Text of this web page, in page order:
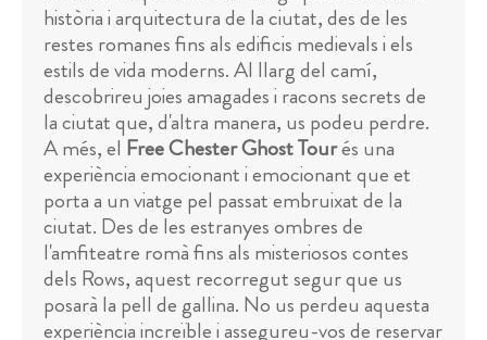
història i arquitectura de la ciutat, des de les
restes romanes fins als edificis medievals i els
estils de vida moderns. Al llarg del camí,
descobrireu joies amagades i racons secrets de
la ciutat que, d'altra manera, us podeu perdre.
A més, el Free Chester Ghost Tourés una
experiència emocionant i emocionant que et
porta a un viatge pel passat embruixat de la
ciutat. Des de les estranyes ombres de
l'amfiteatre romà fins als misteriosos contes
dels Rows, aquest recorregut segur que us
posarà la pell de gallina. No us perdeu aquesta
experiència increïble i assegureu-vos de reservar